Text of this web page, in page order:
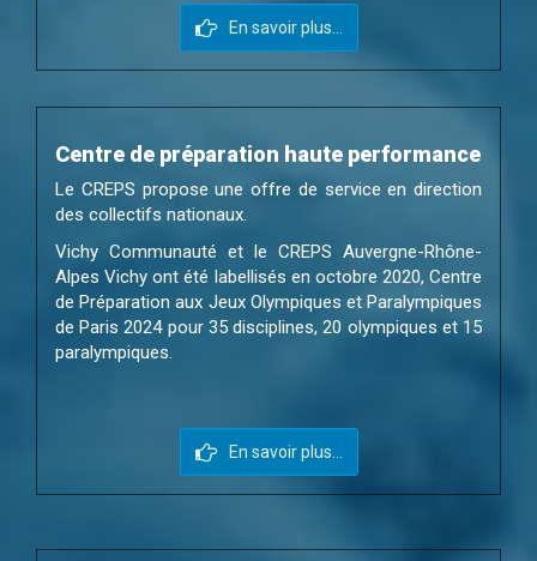
En savoir plus...
Centre de préparation haute performance
Le CREPS propose une offre de service en direction
des collectifs nationaux.
Vichy Communauté et le CREPS Auvergne-Rhône-
Alpes Vichy ont été labellisés en octobre 2020, Centre
de Préparation aux Jeux Olympiques et Paralympiques
de Paris 2024 pour 35 disciplines, 20 olympiques et 15
paralympiques.
En savoir plus...